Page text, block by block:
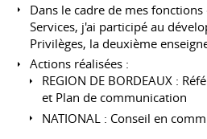
Dans le cadre de mes fonctions
Services, j'ai participé au
Privilèges, la deuxième
Actions réalisées :
REGION DE BORDEAUX :
et Plan de communication
NATIONAL : Conseil en